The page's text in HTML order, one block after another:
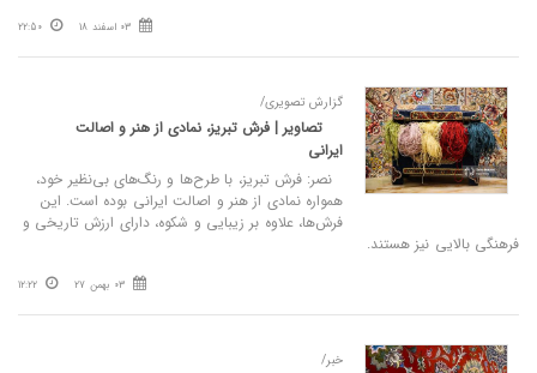
03 اسفند 18 22:50
گزارش تصویری/
تصاویر | فرش تبریز، نمادی از هنر و اصالت
ایرانی
نصر: فرش تبریز، با طرح‌ها و رنگ‌های بی‌نظیر خود،
همواره نمادی از هنر و اصالت ایرانی بوده است. این
فرش‌ها، علاوه بر زیبایی و شکوه، دارای ارزش تاریخی و
فرهنگی بالایی نیز هستند.
03 بهمن 27 12:22
خبر/